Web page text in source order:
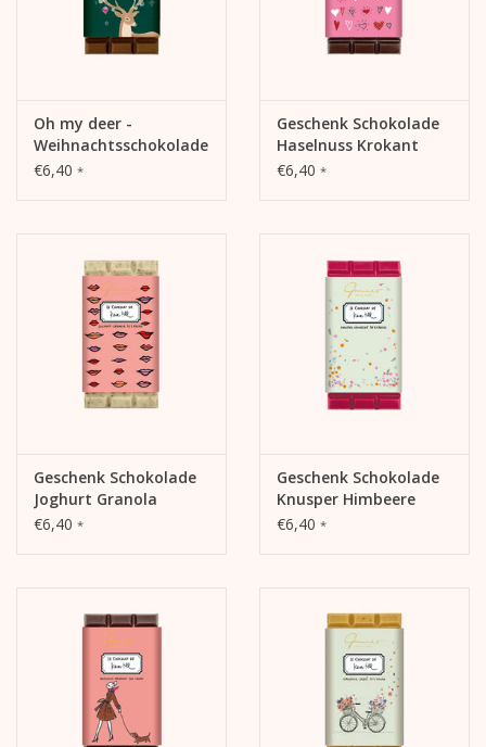
Oh my deer -
Weihnachtsschokolade
- Spekulatius - 42%
€6,40 *
Geschenk Schokolade
Haselnuss Krokant
€6,40 *
Geschenk Schokolade
Joghurt Granola
€6,40 *
Geschenk Schokolade
Knusper Himbeere
€6,40 *